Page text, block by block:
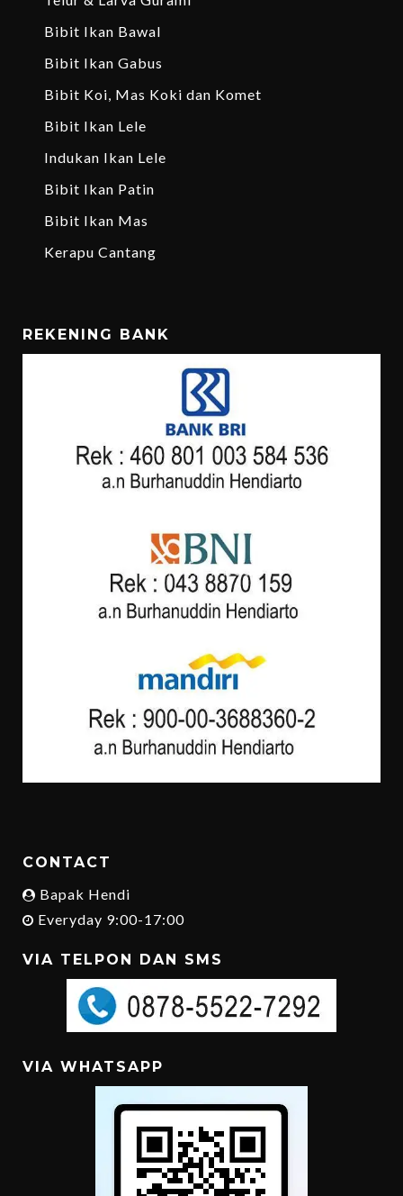
Bibit Ikan Bawal
Bibit Ikan Gabus
Bibit Koi, Mas Koki dan Komet
Bibit Ikan Lele
Indukan Ikan Lele
Bibit Ikan Patin
Bibit Ikan Mas
Kerapu Cantang
REKENING BANK
CONTACT
Bapak Hendi
Everyday 9:00-17:00
VIA TELPON DAN SMS
VIA WHATSAPP